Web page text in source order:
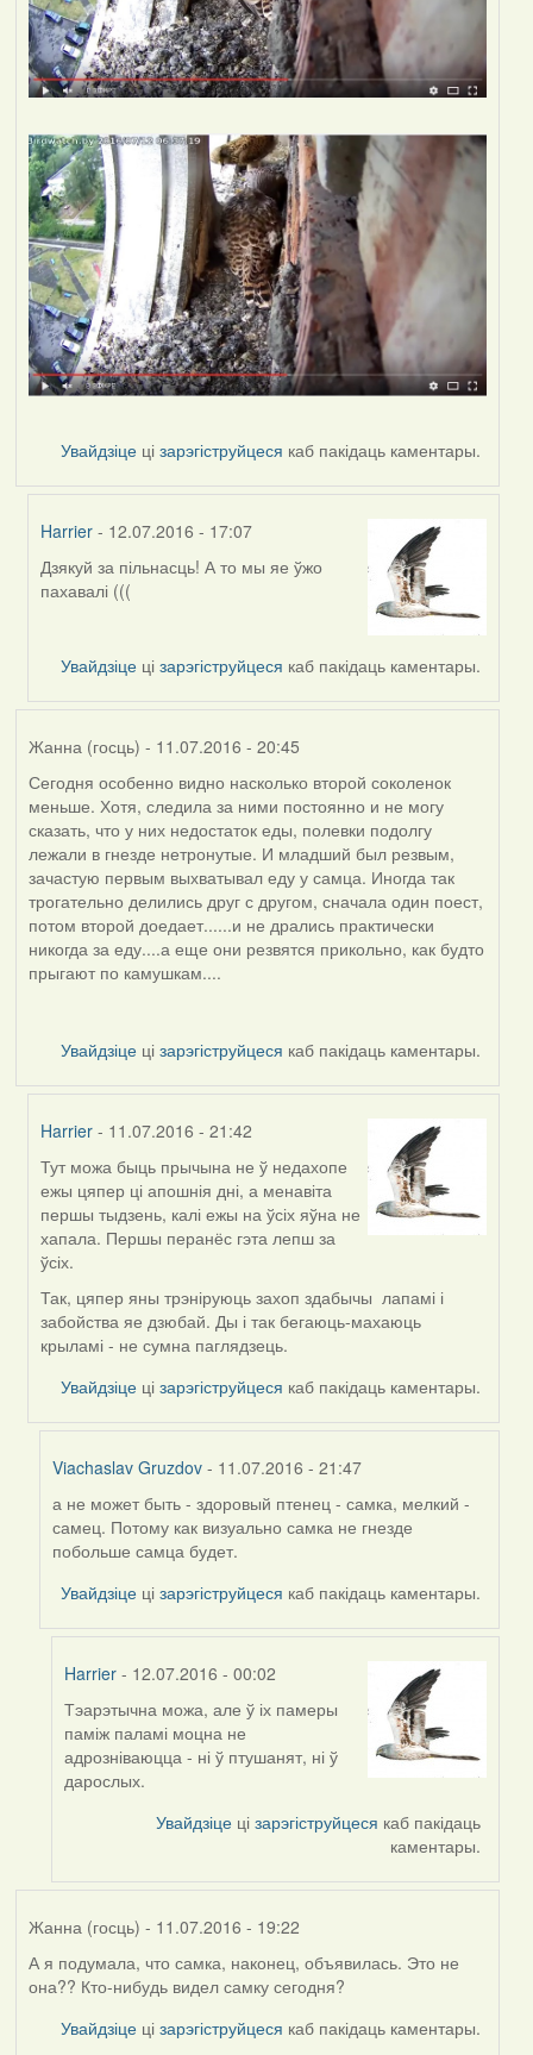
Увайдзіце цізарэгіструйцеся каб пакідаць каментары.
Harrier - 12.07.2016 - 17:07
In
reply
Дарья
Дзякуй за пільнасць! А то мы яе ўжо
пахавалі (((
Увайдзіце цізарэгіструйцеся каб пакідаць каментары.
Жанна (госць) - 11.07.2016 - 20:45
Сегодня особенно видно насколько второй соколенок
меньше. Хотя, следила за ними постоянно и не могу
сказать, что у них недостаток еды, полевки подолгу
лежали в гнезде нетронутые. И младший был резвым,
зачастую первым выхватывал еду у самца. Иногда так
трогательно делились друг с другом, сначала один поест,
потом второй доедает......и не дрались практически
никогда за еду....а еще они резвятся прикольно, как будто
прыгают по камушкам....
Увайдзіце цізарэгіструйцеся каб пакідаць каментары.
Harrier - 11.07.2016 - 21:42
In
reply
to
by
Жанна
(госць)
Тут можа быць прычына не ў недахопе
ежы цяпер ці апошнія дні, а менавіта
першы тыдзень, калі ежы на ўсіх яўна не
хапала. Першы перанёс гэта лепш за
ўсіх.
Так, цяпер яны трэніруюць захоп здабычы лапамі і
забойства яе дзюбай. Ды і так бегаюць-махаюць
крыламі - не сумна паглядзець.
Увайдзіце цізарэгіструйцеся каб пакідаць каментары.
Viachaslav Gruzdov - 11.07.2016 - 21:47
In
reply
to
by
Harrier
а не может быть - здоровый птенец - самка, мелкий -
самец. Потому как визуально самка не гнезде
побольше самца будет.
Увайдзіце цізарэгіструйцеся каб пакідаць каментары.
Harrier- 12.07.2016 - 00:02
In
reply
to
by
Тэарэтычна можа, але ў іх памеры
паміж паламі моцна не
адрозніваюцца - ні ў птушанят, ні ў
дарослых.
Увайдзіце цізарэгіструйцеся каб пакідаць
каментары.
Жанна (госць) - 11.07.2016 - 19:22
А я подумала, что самка, наконец, объявилась. Это не
она?? Кто-нибудь видел самку сегодня?
Увайдзіце цізарэгіструйцеся каб пакідаць каментары.